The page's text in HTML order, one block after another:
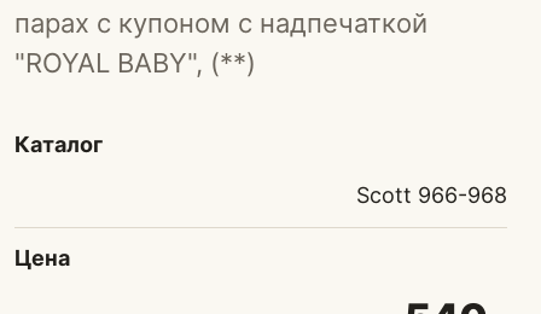
парах с купоном с надпечаткой
"ROYAL BABY", (**)
Каталог
Scott 966-968
Цена